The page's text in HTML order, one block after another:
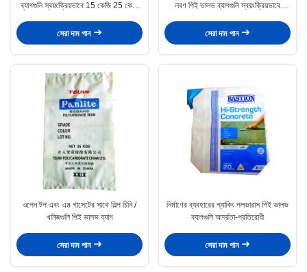
ব্যাগগুলি স্বয়ংক্রিয়ভাবে 15 কেজি 25 কেজি
সেরা দাম পান
লবণ পিই ভালভ ব্যাগগুলি স্বয়ংক্রিয়ভাবে
সেরা দাম পান
ওপেন টপ এবং এম গাসেটের সাথে শিল্প চিনি /
খনিজগুলি পিই ভালভ ব্যাগ
সেরা দাম পান
নির্মাণের ব্যবহারের প্যাকিং পলভারাস পিই ভালভ
ব্যাগগুলি আর্দ্রতা-প্রতিরোধী
সেরা দাম পান